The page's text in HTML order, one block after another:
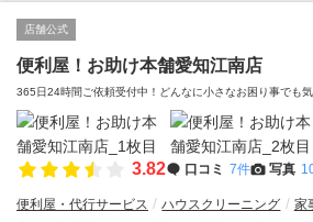
店舗公式
便利屋！お助け本舗愛知江南店
365日24時間ご依頼受付中！どんなに小さなお困り事でも
3.82 口コミ 7件 写真
便利屋・代行サービス ハウスクリーニング
家